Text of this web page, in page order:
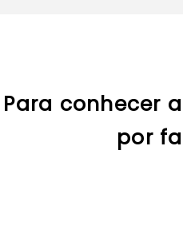
Para conhecer
por